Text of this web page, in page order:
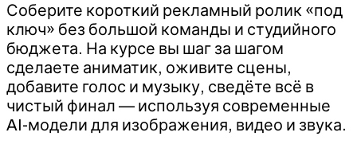
Соберите короткий рекламный ролик «под
ключ» без большой команды и студийного
бюджета. На курсе вы шаг за шагом
сделаете аниматик, оживите сцены,
добавите голос и музыку, сведёте всё в
чистый финал — используя современные
AI-модели для изображения, видео и звука.